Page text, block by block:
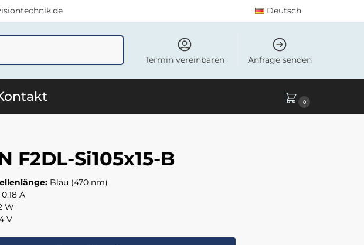
Deutsch
Termin vereinbaren Anfrage senden
0
F2DL-Si105x15-B
Blau (470 nm)
A
W
V